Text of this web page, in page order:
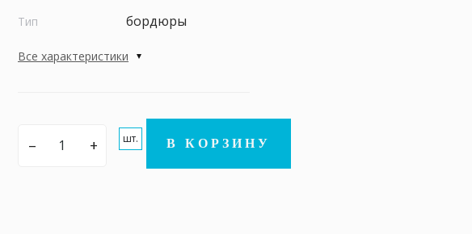
Тип бордюры
Все характеристики
– + шт. В КОРЗИНУ